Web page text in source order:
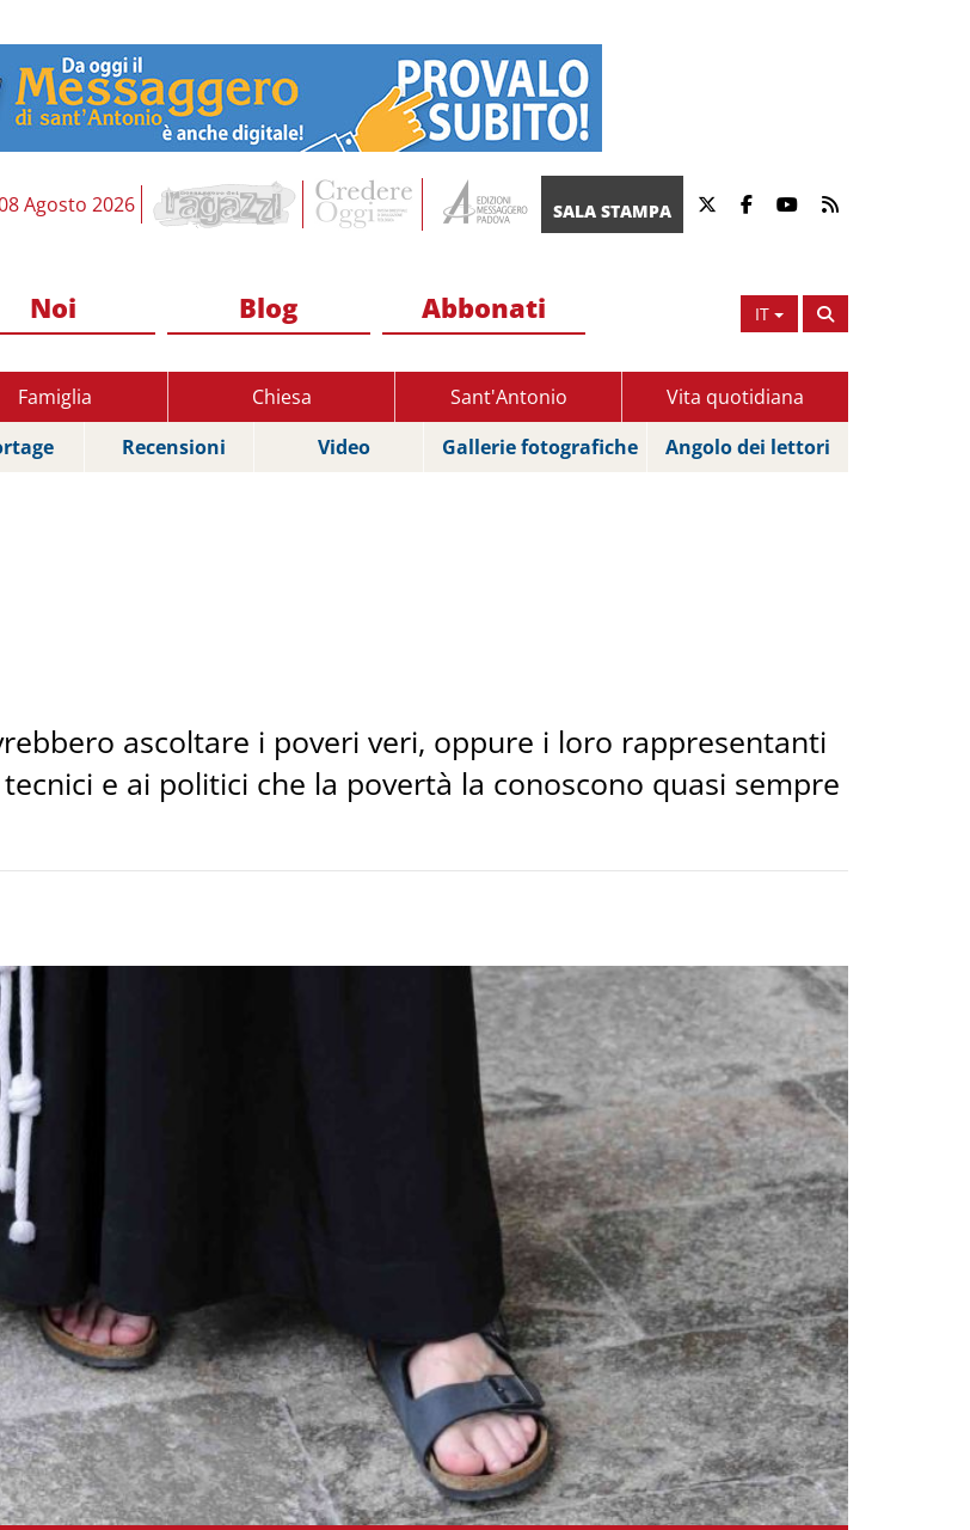
Agosto 2026 SALA STAMPA
IT
Noi Blog Abbonati
Famiglia Chiesa Sant'Antonio
Vita quotidiana
Recensioni Video Gallerie fotografiche Angolo dei lettori
ascoltare i poveri veri, oppure i loro rappresentanti
e ai politici che la povertà la conoscono quasi sempre